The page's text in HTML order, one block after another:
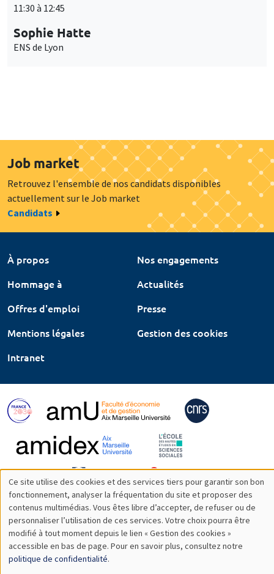
11:30 à 12:45
Sophie Hatte
ENS de Lyon
Job market
Retrouvez l'ensemble de nos candidats disponibles
actuellement sur le Job market
Candidats
À propos
Nos engagements
Hommage à
Actualités
Offres d'emploi
Presse
Mentions légales
Gestion des cookies
Intranet
Utilisation
des
données
personnelles
Ce site utilise des cookies et des services tiers pour garantir son bon
fonctionnement, analyser la fréquentation du site et proposer des
contenus multimédias. Vous êtes libre d’accepter, de refuser ou de
personnaliser l’utilisation de ces services. Votre choix pourra être
modifié à tout moment depuis le lien « Gestion des cookies »
accessible en bas de page. Pour en savoir plus, consultez notre
politique de confidentialité.